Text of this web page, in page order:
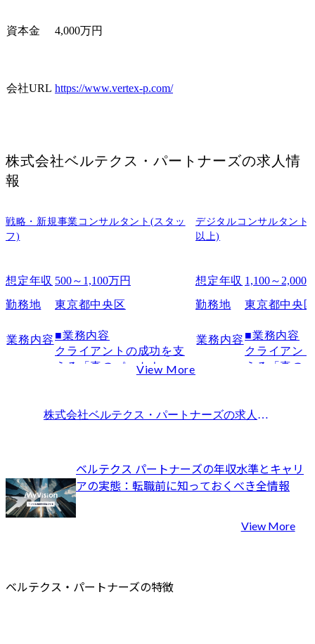
資本金 4,000万円
会社URL https://www.vertex-p.com/
株式会社ベルテクス・パートナーズの求人情
報
戦略・新規事業コンサルタント(スタッ
フ)
想定年収 500～1,100万円
勤務地 東京都中央区
業務内容 ■業務内容
クライアントの成功を支
える「真のパートナー」
の見つけ方を模索する、
弊社では、伴走型はあく
までスタイルに過ぎず、
徹底的に伴走した後、将
来的には我々のサポート
し、挑戦し、自走化でき
View More
デジタルコンサルタント
以上)
想定年収 1,100～2,000
勤務地 東京都中央区
業務内容 ■業務内容
クライアン
える「真の
の見つけ方
デジタル戦
ントとして
をデジタル
株式会社ベルテクス・パートナーズの求人情報一覧
ベルテクス パートナーズの年収水準とキャリ
アの実態：転職前に知っておくべき全情報
View More
ベルテクス・パートナーズの特徴